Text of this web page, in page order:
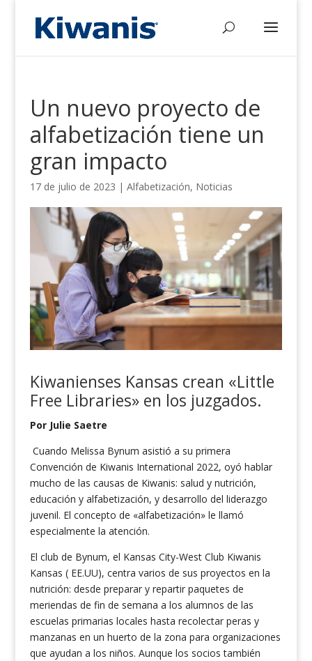
Un nuevo proyecto de
alfabetización tiene un
gran impacto
17 de julio de 2023 | Alfabetización, Noticias
Kiwanienses Kansas crean «Little
Free Libraries» en los juzgados.
Por Julie Saetre
Cuando Melissa Bynum asistió a su primera
Convención de Kiwanis International 2022, oyó hablar
mucho de las causas de Kiwanis: salud y nutrición,
educación y alfabetización, y desarrollo del liderazgo
juvenil. El concepto de «alfabetización» le llamó
especialmente la atención.
El club de Bynum, el Kansas City-West Club Kiwanis
Kansas ( EE.UU), centra varios de sus proyectos en la
nutrición: desde preparar y repartir paquetes de
meriendas de fin de semana a los alumnos de las
escuelas primarias locales hasta recolectar peras y
manzanas en un huerto de la zona para organizaciones
que ayudan a los niños. Aunque los socios también